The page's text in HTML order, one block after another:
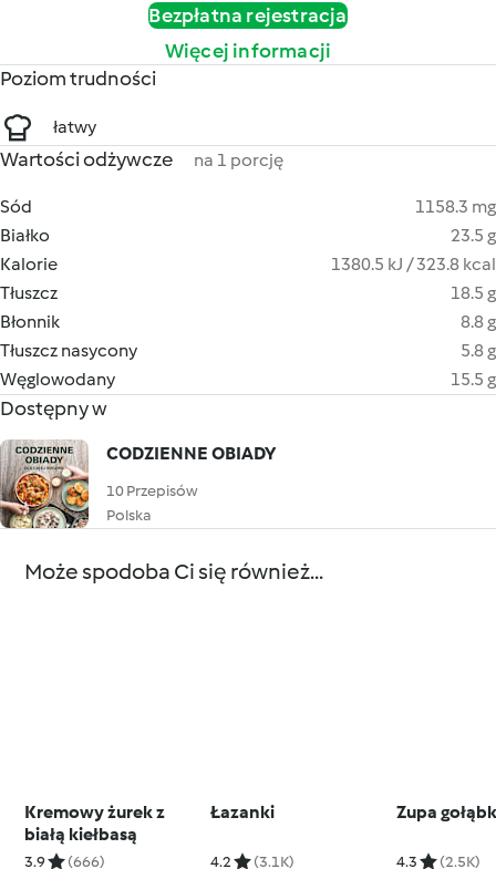
Bezpłatna rejestracja
Więcej informacji
Poziom trudności
łatwy
Wartości odżywcze na 1 porcję
Sód
1158.3 mg
Białko
23.5 g
Kalorie
1380.5 kJ / 323.8 kcal
Tłuszcz
18.5 g
Błonnik
8.8 g
Tłuszcz nasycony
5.8 g
Węglowodany
15.5 g
Dostępny w
CODZIENNE OBIADY
10 Przepisów
Polska
Może spodoba Ci się również...
Kremowy żurek z
białą kiełbasą
3.9 (666)
Łazanki
4.2 (3.1K)
Zupa
4.3 (2.5K)